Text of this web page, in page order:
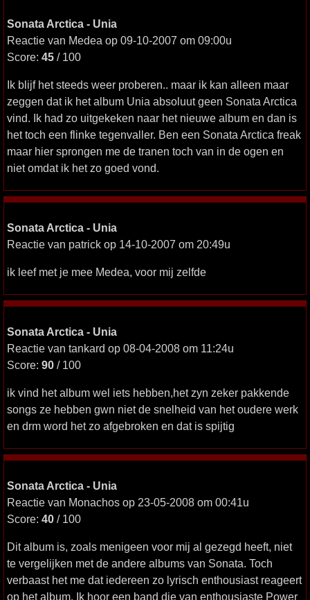
Sonata Arctica - Unia
Reactie van Medea op 09-10-2007 om 09:00u
Score: 45 / 100
Ik blijf het steeds weer proberen.. maar ik kan alleen maar
zeggen dat ik het album Unia absoluut geen Sonata Arctica
vind. Ik had zo uitgekeken naar het nieuwe album en dan is
het toch een flinke tegenvaller. Ben een Sonata Arctica freak
maar hier sprongen me de tranen toch van in de ogen en
niet omdat ik het zo goed vond.
Sonata Arctica - Unia
Reactie van patrick op 14-10-2007 om 20:49u
ik leef met je mee Medea, voor mij zelfde
Sonata Arctica - Unia
Reactie van tankard op 08-04-2008 om 11:24u
Score: 90 / 100
ik vind het album wel iets hebben,het zyn zeker pakkende
songs ze hebben gwn niet de snelheid van het oudere werk
en drm word het zo afgebroken en dat is spijtig
Sonata Arctica - Unia
Reactie van Monachos op 23-05-2008 om 00:41u
Score: 40 / 100
Dit album is, zoals menigeen voor mij al gezegd heeft, niet
te vergelijken met de andere albums van Sonata. Toch
verbaast het me dat iedereen zo lyrisch enthousiast reageert
op het album. Ik hoor een band die van enthousiaste Power